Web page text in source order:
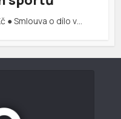
● Smlouva o dílo v…